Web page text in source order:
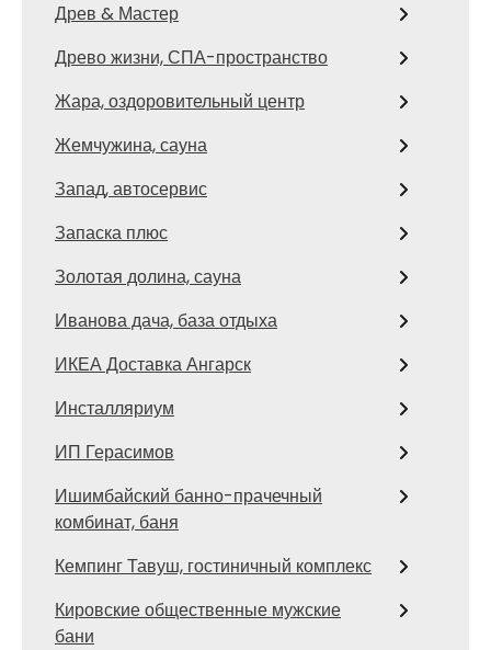
Древ & Мастер
Древо жизни, СПА-пространство
Жара, оздоровительный центр
Жемчужина, сауна
Запад, автосервис
Запаска плюс
Золотая долина, сауна
Иванова дача, база отдыха
ИКЕА Доставка Ангарск
Инсталляриум
ИП Герасимов
Ишимбайский банно-прачечный
комбинат, баня
Кемпинг Тавуш, гостиничный комплекс
Кировские общественные мужские
бани